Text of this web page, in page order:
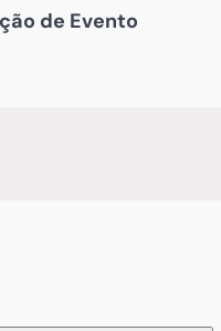
de Evento